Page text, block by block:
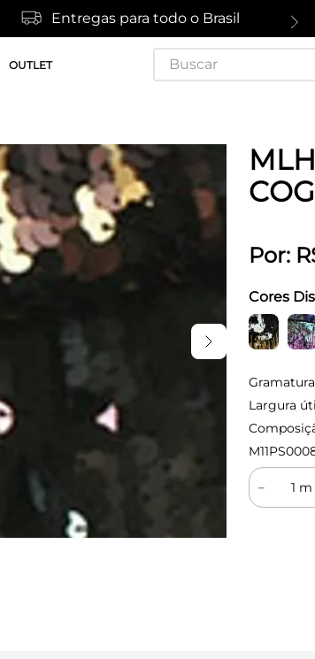
Entregas para todo o Brasil
OUTLET
Buscar
Por:
Cores
Largura
－